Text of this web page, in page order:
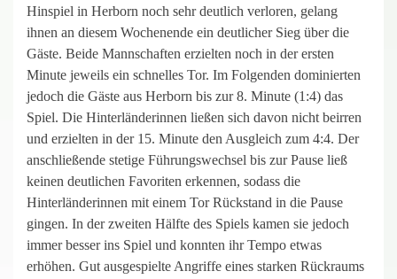
Hinspiel in Herborn noch sehr deutlich verloren, gelang
ihnen an diesem Wochenende ein deutlicher Sieg über die
Gäste. Beide Mannschaften erzielten noch in der ersten
Minute jeweils ein schnelles Tor. Im Folgenden dominierten
jedoch die Gäste aus Herborn bis zur 8. Minute (1:4) das
Spiel. Die Hinterländerinnen ließen sich davon nicht beirren
und erzielten in der 15. Minute den Ausgleich zum 4:4. Der
anschließende stetige Führungswechsel bis zur Pause ließ
keinen deutlichen Favoriten erkennen, sodass die
Hinterländerinnen mit einem Tor Rückstand in die Pause
gingen. In der zweiten Hälfte des Spiels kamen sie jedoch
immer besser ins Spiel und konnten ihr Tempo etwas
erhöhen. Gut ausgespielte Angriffe eines starken Rückraums